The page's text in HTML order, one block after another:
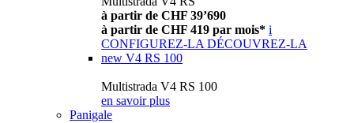
à partir de CHF 39’690
à partir de CHF 419 par mois* i
CONFIGUREZ-LA DÉCOUVREZ-LA
new V4 RS 100
Multistrada V4 RS 100
en savoir plus
Panigale